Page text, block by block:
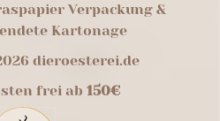
Verpackung &
Kartonage
dieroesterei.de
frei ab 150€